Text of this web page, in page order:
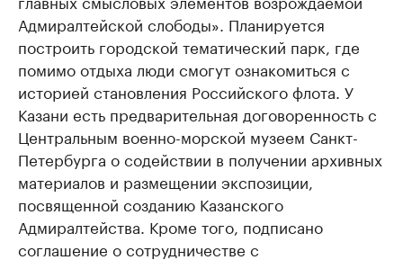
Адмиралтейской слободы». Планируется
построить городской тематический парк, где
помимо отдыха люди смогут ознакомиться с
историей становления Российского флота. У
Казани есть предварительная договоренность с
Центральным военно-морской музеем Санкт-
Петербурга о содействии в получении архивных
материалов и размещении экспозиции,
посвященной созданию Казанского
Адмиралтейства. Кроме того, подписано
соглашение о сотрудничестве с